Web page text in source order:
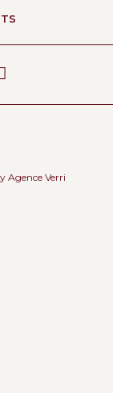
Agence Verri